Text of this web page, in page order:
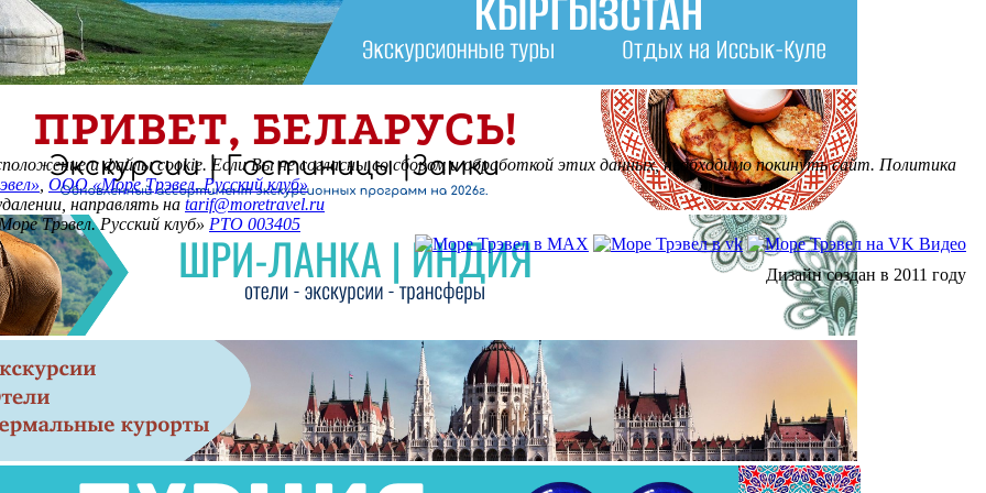
и файлы cookie. Если Вы не согласны со сбором и обработкой этих данных, необходимо покинуть сайт. Политика
ООО «Море Трэвел. Русский клуб»
направлять на tarif@moretravel.ru
Трэвел. Русский клуб» РТО 003405
Дизайн создан в 2011 году